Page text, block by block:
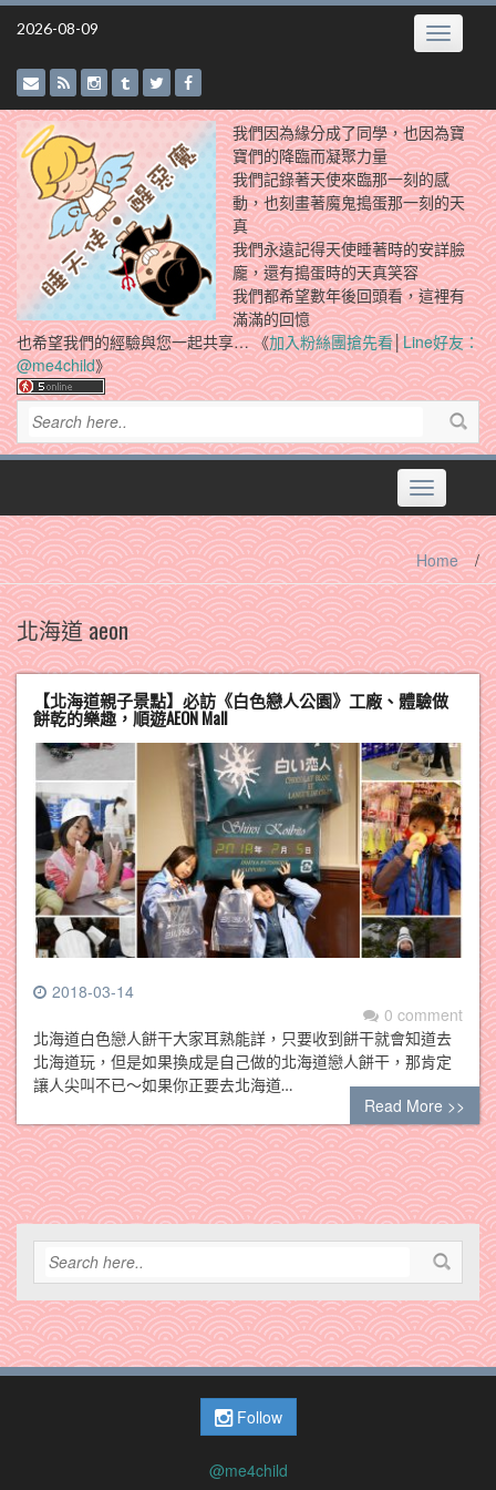
Skip
2026-08-09 Toggle
我們因為緣分成了同學，也因為寶
寶們的降臨而凝聚力量
我們記錄著天使來臨那一刻的感
動，也刻畫著魔鬼搗蛋那一刻的天
真
我們永遠記得天使睡著時的安詳臉
龐，還有搗蛋時的天真笑容
我們都希望數年後回頭看，這裡有
滿滿的回憶
也希望我們的經驗與您一起共享… 《加入粉絲團搶先看│Line好友：
@me4child》
Toggle
navigation
Home /
北海道 aeon
【北海道親子景點】必訪《白色戀人公園》工廠、體驗做
餅乾的樂趣，順遊AEON Mall
2018-03-14
0 comment
北海道白色戀人餅干大家耳熟能詳，只要收到餅干就會知道去
北海道玩，但是如果換成是自己做的北海道戀人餅干，那肯定
讓人尖叫不已～如果你正要去北海道…
Read More >>
Follow
@me4child